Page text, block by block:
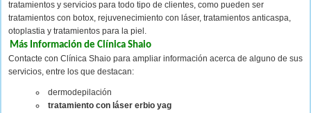
tratamientos y servicios para todo tipo de clientes, como pueden ser
tratamientos con botox, rejuvenecimiento con láser, tratamientos anticaspa,
otoplastia y tratamientos para la piel.
Más Información de Clínica Shaio
Contacte con Clínica Shaio para ampliar información acerca de alguno de sus
servicios, entre los que destacan:
dermodepilación
tratamiento con láser erbio yag